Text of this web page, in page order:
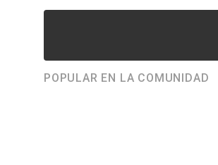
POPULAR EN LA COMUNIDAD